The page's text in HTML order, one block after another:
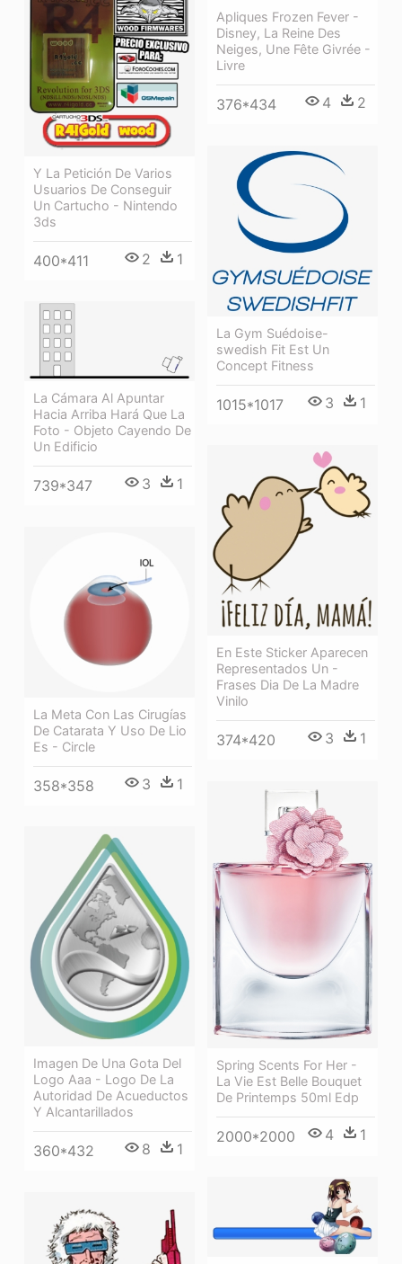
Apliques Frozen Fever -
Disney, La Reine Des
Neiges, Une Fête Givrée -
Livre
376*434 4 2
Y La Petición De Varios
Usuarios De Conseguir
Un Cartucho - Nintendo
3ds
400*411 2 1
La Gym Suédoise-
swedish Fit Est Un
Concept Fitness
1015*1017 3 1
La Cámara Al Apuntar
Hacia Arriba Hará Que La
Foto - Objeto Cayendo De
Un Edificio
739*347 3 1
En Este Sticker Aparecen
Representados Un -
Frases Dia De La Madre
Vinilo
374*420 3 1
La Meta Con Las Cirugías
De Catarata Y Uso De Lio
Es - Circle
358*358 3 1
Spring Scents For Her -
La Vie Est Belle Bouquet
De Printemps 50ml Edp
2000*2000 4 1
Imagen De Una Gota Del
Logo Aaa - Logo De La
Autoridad De Acueductos
Y Alcantarillados
360*432 8 1